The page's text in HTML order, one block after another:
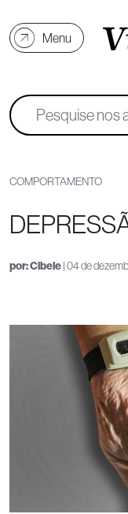
Menu
COMPORTAMENTO
por:Cibele| 04 de